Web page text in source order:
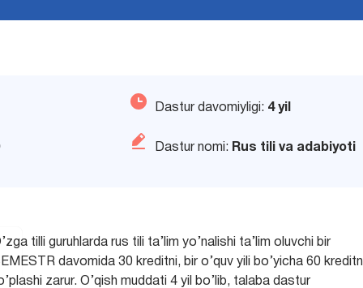
Dastur davomiyligi: 4 yil
Dastur nomi: Rus tili va adabiyoti
tilli guruhlarda rus tili ta’lim yo’nalishi ta’lim oluvchi bir
davomida 30 kreditni, bir o’quv yili bo’yicha 60 kreditni
zarur. O’qish muddati 4 yil bo’lib, talaba dastur